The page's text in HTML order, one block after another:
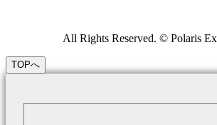
All Rights Reserved. © Polaris
TOPへ